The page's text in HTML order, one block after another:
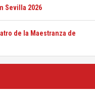
Sevilla 2026
de la Maestranza de